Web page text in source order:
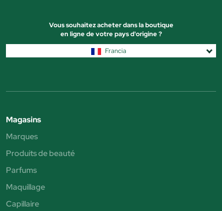
Vous souhaitez acheter dans la boutique
en ligne de votre pays d'origine ?
Francia
Magasins
Marques
Produits de beauté
Parfums
Maquillage
Capillaire